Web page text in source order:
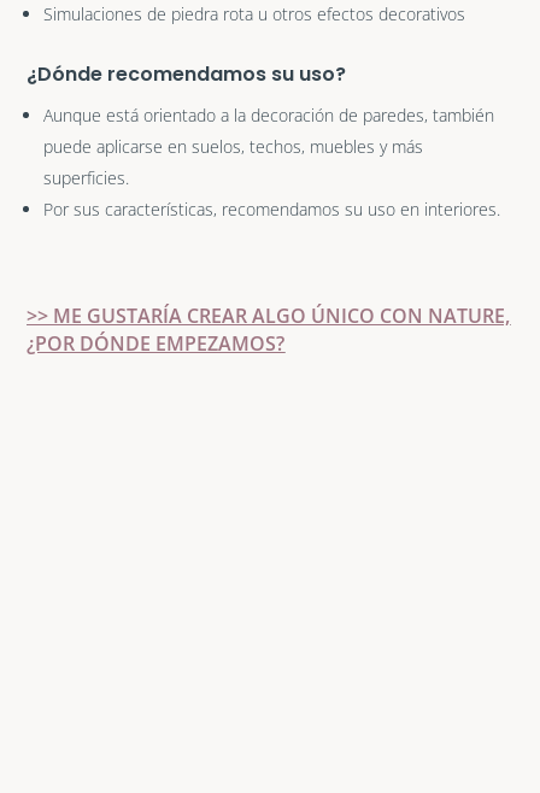
Simulaciones de piedra rota u otros efectos decorativos
¿Dónde recomendamos su uso?
Aunque está orientado a la decoración de paredes, también
puede aplicarse en suelos, techos, muebles y más
superficies.
Por sus características, recomendamos su uso en interiores.
>> ME GUSTARÍA CREAR ALGO ÚNICO CON NATURE,
¿POR DÓNDE EMPEZAMOS?